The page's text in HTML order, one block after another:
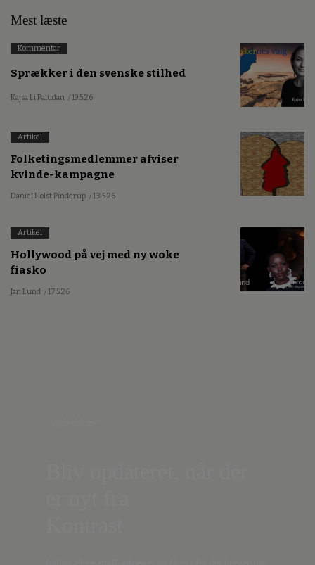
Mest læste
Kommentar
Sprækker i den svenske stilhed
Kajsa Li Paludan / 19.5.26
Artikel
Folketingsmedlemmer afviser
kvinde-kampagne
Daniel Holst Pinderup / 13.5.26
Artikel
Hollywood på vej med ny woke
fiasko
Jan Lund / 17.5.26